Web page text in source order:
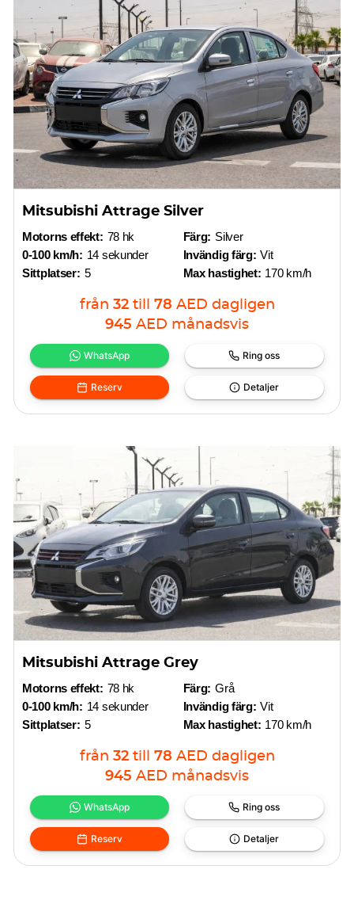
Mitsubishi Attrage Silver
Motorns effekt: 78 hk
0-100 km/h: 14 sekunder
Sittplatser: 5
Färg: Silver
Invändig färg: Vit
Max hastighet: 170 km/h
från 32 till 78 AED dagligen
945 AED månadsvis
WhatsApp Ring oss
Reserv Detaljer
Mitsubishi Attrage Grey
Motorns effekt: 78 hk
0-100 km/h: 14 sekunder
Sittplatser: 5
Färg: Grå
Invändig färg: Vit
Max hastighet: 170 km/h
från 32 till 78 AED dagligen
945 AED månadsvis
WhatsApp Ring oss
Reserv Detaljer